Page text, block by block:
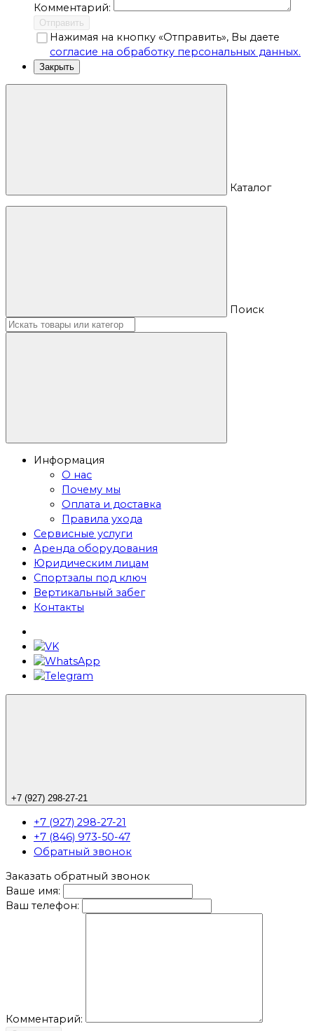
Комментарий:
Отправить
Нажимая на кнопку «Отправить», Вы даете
согласие на обработку персональных данных.
Закрыть
Каталог
Поиск
Информация
О нас
Почему мы
Оплата и доставка
Правила ухода
Сервисные услуги
Аренда оборудования
Юридическим лицам
Спортзалы под ключ
Вертикальный забег
Контакты
+7 (927) 298-27-21
+7 (927) 298-27-21
+7 (846) 973-50-47
Обратный звонок
Заказать обратный звонок
Ваше имя:
Ваш телефон:
Комментарий: